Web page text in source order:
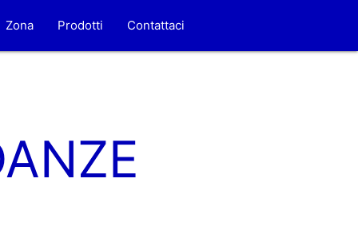
Zona Prodotti Contattaci